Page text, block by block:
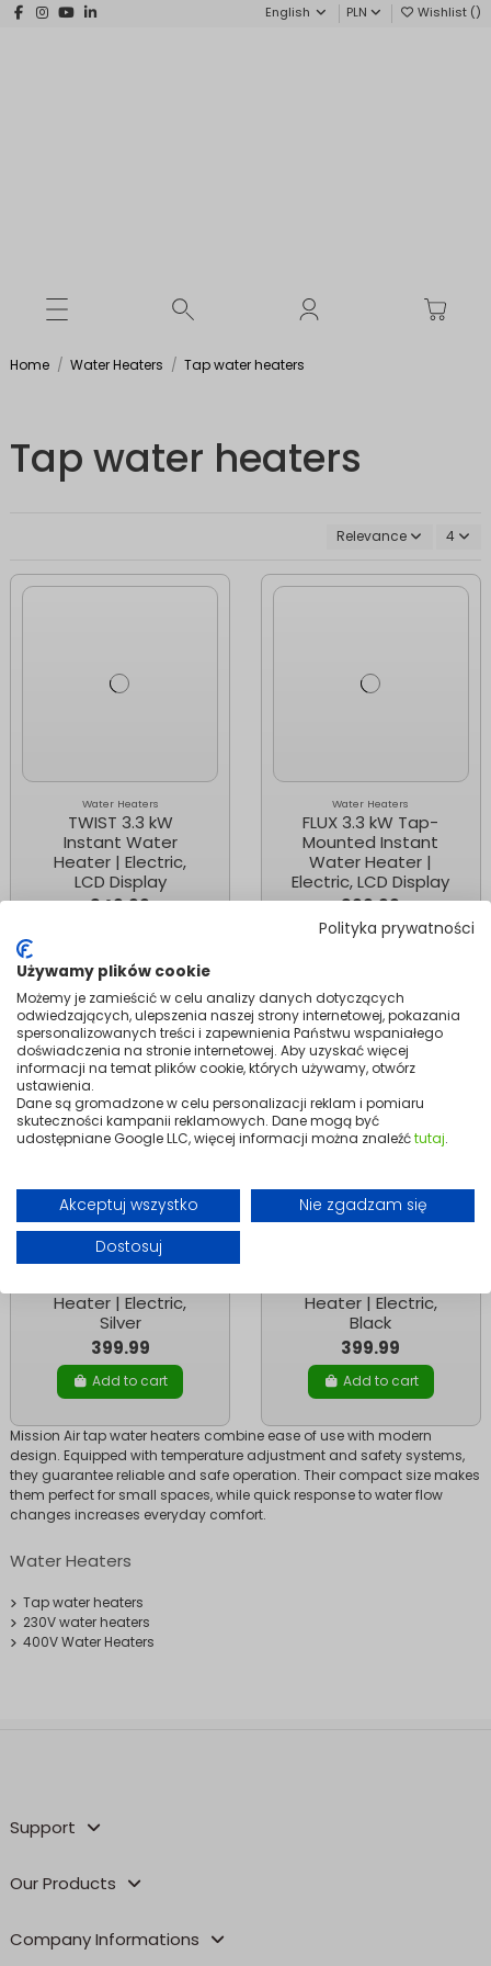
Polityka prywatności
Używamy plików cookie
Możemy je zamieścić w celu analizy danych dotyczących
odwiedzających, ulepszenia naszej strony internetowej, pokazania
spersonalizowanych treści i zapewnienia Państwu wspaniałego
doświadczenia na stronie internetowej. Aby uzyskać więcej
informacji na temat plików cookie, których używamy, otwórz
ustawienia.
Dane są gromadzone w celu personalizacji reklam i pomiaru
skuteczności kampanii reklamowych. Dane mogą być
udostępniane Google LLC, więcej informacji można znaleźćtutaj.
Akceptuj wszystko
Nie zgadzam się
Dostosuj
English PLN Wishlist ()
Home Water Heaters Tap water heaters
Tap water heaters
Relevance 4
Water Heaters
TWIST 3.3 kW
Instant Water
Heater | Electric,
LCD Display
349.99
Water Heaters
FLUX 3.3 kW Tap-
Mounted Instant
Water Heater |
Electric, LCD Display
399.99
Add to cart
Water Heaters
HYDRO FLOW 3.3 kW
Heater | Electric,
Silver
399.99
Add to cart
Heater | Electric,
Black
399.99
Add to cart
Mission Air tap water heaters combine ease of use with modern
design. Equipped with temperature adjustment and safety systems,
they guarantee reliable and safe operation. Their compact size makes
them perfect for small spaces, while quick response to water flow
changes increases everyday comfort.
Water Heaters
Tap water heaters
230V water heaters
400V Water Heaters
Support
Our Products
Company Informations